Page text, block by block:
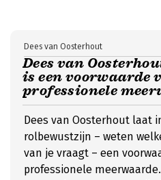
Dees van
is een voorwaarde
professionele
Dees van Oosterhout
Dees van Oosterhout laat
rolbewustzijn – weten
van je vraagt – een
professionele